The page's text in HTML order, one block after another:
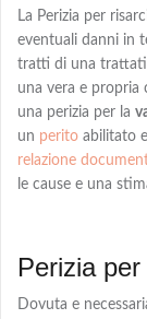
La Perizia per
eventuali danni in
tratti di una
una vera e propria
una perizia per la
un perito abilitato
relazione
le cause e una
Perizia
Dovuta e